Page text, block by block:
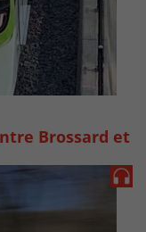
Brossard et